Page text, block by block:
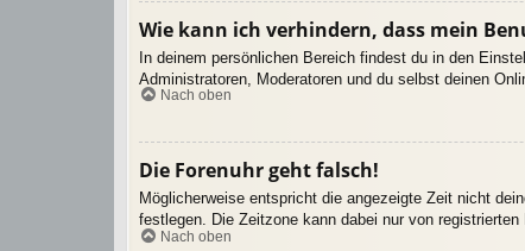
Wie kann ich verhindern, dass mein
In deinem persönlichen Bereich findest du in den
Administratoren, Moderatoren und du selbst deinen
Nach oben
Die Forenuhr geht falsch!
Möglicherweise entspricht die angezeigte Zeit nicht
festlegen. Die Zeitzone kann dabei nur von
Nach oben